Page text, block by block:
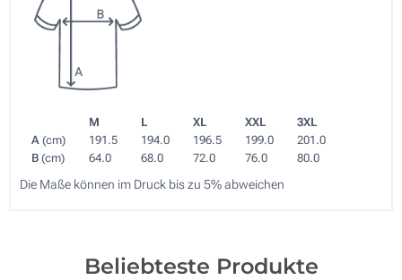
M L XL XXL
3XL
A (cm) 191.5 194.0 196.5 199.0
201.0
B (cm) 64.0 68.0 72.0 76.0 80.0
Die Maße können im Druck bis zu 5% abweichen
Beliebteste Produkte